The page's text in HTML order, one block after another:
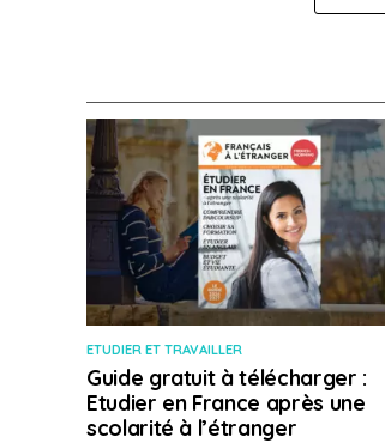
ETUDIER ET TRAVAILLER
Guide gratuit à télécharger :
Etudier en France après une
scolarité à l’étranger